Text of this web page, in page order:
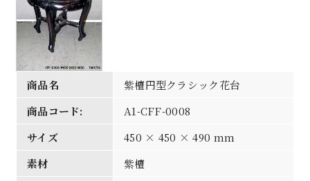
商品名
紫檀円型クラシック花台
商品コード:
A1-CFF-0008
サイズ
450 × 450 × 490 mm
素材
紫檀